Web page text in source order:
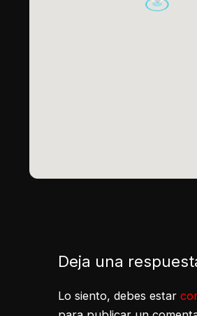
Deja una
Lo siento, debes estar